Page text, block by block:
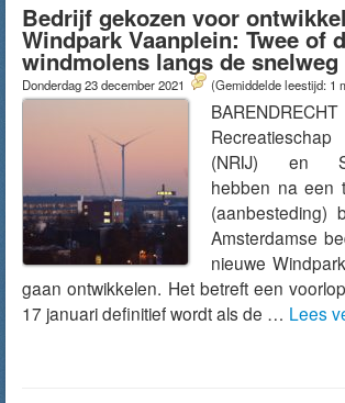
Bedrijf gekozen voor
Windpark Vaanplein: Twee of
windmolens langs de snelweg
Donderdag 23 december 2021 (Gemiddelde leestijd: 1
(NRIJ) en
hebben na een
(aanbesteding)
Amsterdamse
nieuwe
gaan ontwikkelen. Het betreft een
17 januari definitief wordt als de … Lees